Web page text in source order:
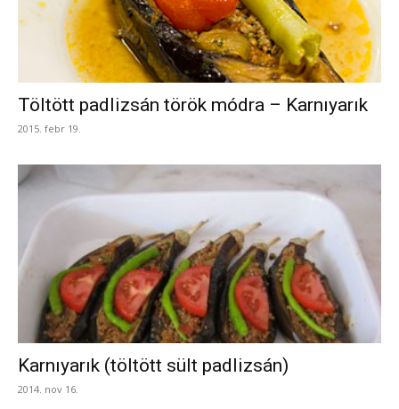
Töltött padlizsán török módra – Karnıyarık
2015. febr 19.
Karnıyarık (töltött sült padlizsán)
2014. nov 16.